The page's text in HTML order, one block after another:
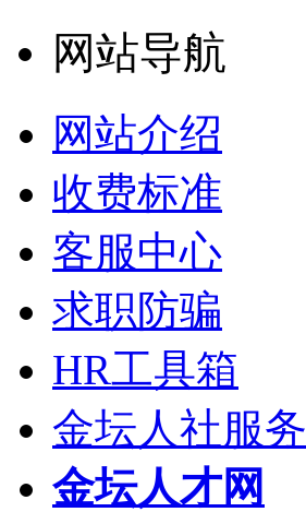
网站导航
网站介绍
收费标准
客服中心
求职防骗
HR工具箱
金坛人社服务
金坛人才网